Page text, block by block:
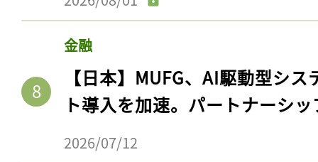
金融
【日本】MUFG、AI駆動型シ
ト導入を加速。パートナーシ
2026/07/12